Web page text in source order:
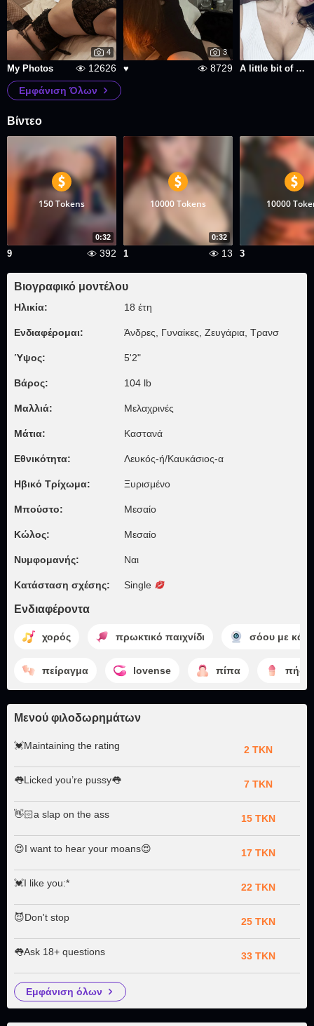
4
My Photos 12626
3
♥️ 8729 A little bit of me🥰
Εμφάνιση Όλων
Βίντεο
0:32
150 Tokens
9 392
0:32
10000 Tokens
1 13
10000
3
Βιογραφικό μοντέλου
Ηλικία: 18 έτη
Ενδιαφέρομαι: Άνδρες, Γυναίκες, Zευγάρια, Τρανσ
Ύψος: 5'2"
Βάρος: 104 lb
Μαλλιά: Μελαχρινές
Μάτια: Καστανά
Εθνικότητα: Λευκός-ή/Καυκάσιος-α
Ηβικό Τρίχωμα: Ξυρισμένο
Μπούστο: Μεσαίο
Κώλος: Μεσαίο
Νυμφομανής: Ναι
Κατάσταση σχέσης: Single
Ενδιαφέροντα
χορός πρωκτικό παιχνίδι σόου με
πείραγμα lovense πίπα
Μενού φιλοδωρημάτων
💓Maintaining the rating 2 TKN
👅Licked you’re pussy👅 7 TKN
👋🏻a slap on the ass 15 TKN
😍I want to hear your moans😍 17 TKN
💓I like you:* 22 TKN
😈Don't stop 25 TKN
👅Ask 18+ questions 33 TKN
εμφάνιση όλων